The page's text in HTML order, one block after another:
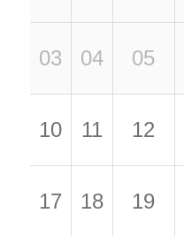
03 04 05
10 11 12
17 18 19